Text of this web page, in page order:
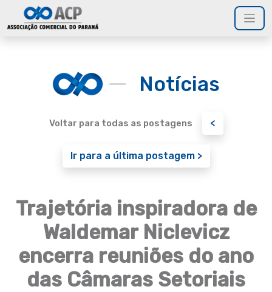
Notícias
Voltar para todas as postagens <
Ir para a última postagem >
Trajetória inspiradora de
Waldemar Niclevicz
encerra reuniões do ano
das Câmaras Setoriais